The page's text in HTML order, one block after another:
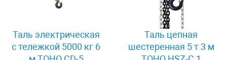
Таль электрическая
с тележкой 5000 кг 6
Таль цепная
шестеренная 5 т 3 м